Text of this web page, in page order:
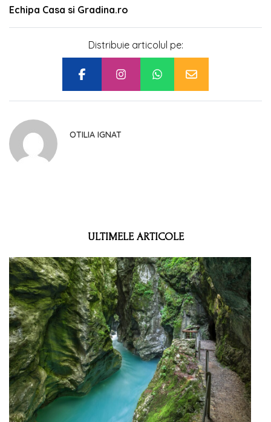
Echipa Casa si Gradina.ro
Distribuie articolul pe:
OTILIA IGNAT
ULTIMELE ARTICOLE